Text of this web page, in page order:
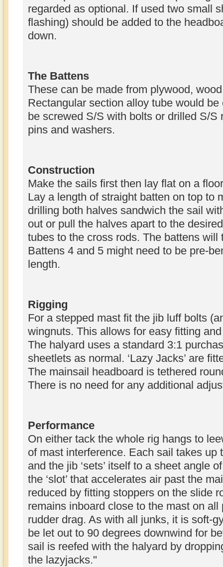
regarded as optional. If used two small
flashing) should be added to the
down.
The Battens
These can be made from plywood,
Rectangular section alloy tube would
be screwed S/S with bolts or drilled S/S
pins and washers.
Construction
Make the sails first then lay flat on a
Lay a length of straight batten on top to
drilling both halves sandwich the sail
out or pull the halves apart to the
tubes to the cross rods. The battens will
Battens 4 and 5 might need to be pre-
length.
Rigging
For a stepped mast fit the jib luff bolts
wingnuts. This allows for easy fitting
The halyard uses a standard 3:1
sheetlets as normal. ‘Lazy Jacks’ are
The mainsail headboard is tethered
There is no need for any additional
Performance
On either tack the whole rig hangs to
of mast interference. Each sail takes up
and the jib ‘sets’ itself to a sheet angle
the ‘slot’ that accelerates air past the
reduced by fitting stoppers on the slide
remains inboard close to the mast on
rudder drag. As with all junks, it is soft-
be let out to 90 degrees downwind for
sail is reefed with the halyard by
the lazyjacks."